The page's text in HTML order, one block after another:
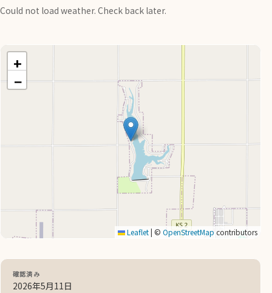
Could not load weather. Check back later.
+
−
Leaflet ©OpenStreetMap contributors
確認済み
2026年5月11日